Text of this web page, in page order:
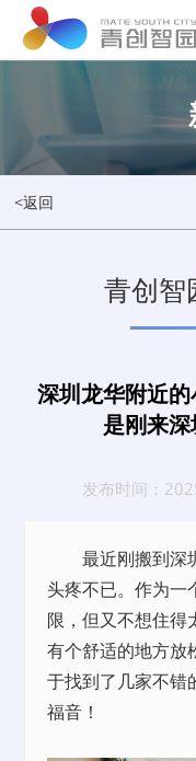
<返回
青创智
深圳龙华附近
是刚来深
发布时间：
最近刚搬到深
头疼不已。作为一
限，但又不想住得
有个舒适的地方放
于找到了几家不错
福音！